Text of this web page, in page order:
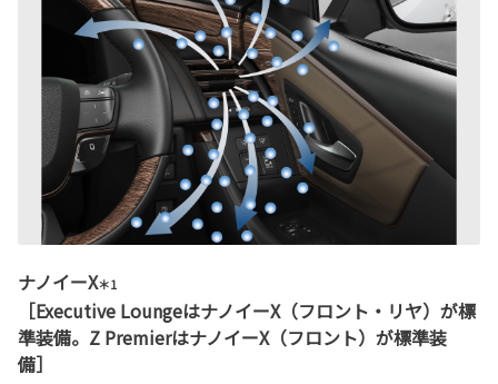
ナノイーX＊1
［Executive LoungeはナノイーX（フロント・リヤ）が標
準装備。Z PremierはナノイーX（フロント）が標準装
備］